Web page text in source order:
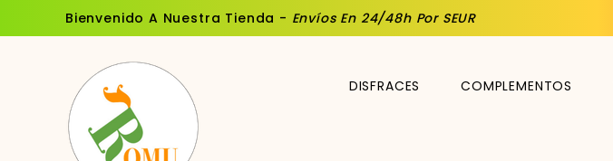
Bienvenido A Nuestra Tienda - Envíos En 24/48h Por SEUR
DISFRACES COMPLEMENTOS